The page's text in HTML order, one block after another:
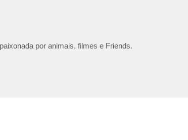
por animais, filmes e Friends.